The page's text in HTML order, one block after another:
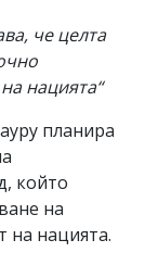
че целта
нацията“
планира
който
на
на нацията.